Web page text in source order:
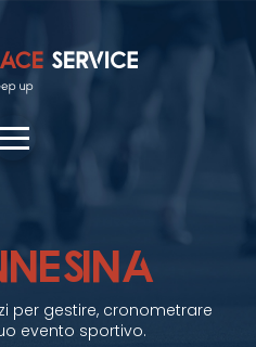
per gestire, cronometrare
evento sportivo.